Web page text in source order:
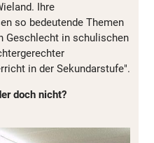
Ihre
so bedeutende Themen
Geschlecht in schulischen
in der Sekundarstufe".
doch nicht?